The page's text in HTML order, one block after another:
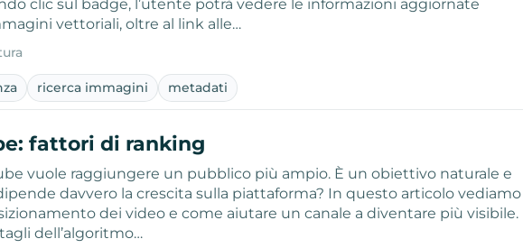
clic sul badge, l’utente potrà vedere le informazioni aggiornate
vettoriali, oltre al link alle…
ricerca immagini metadati
fattori di ranking
vuole raggiungere un pubblico più ampio. È un obiettivo naturale e
davvero la crescita sulla piattaforma? In questo articolo vediamo
dei video e come aiutare un canale a diventare più visibile.
dell’algoritmo…